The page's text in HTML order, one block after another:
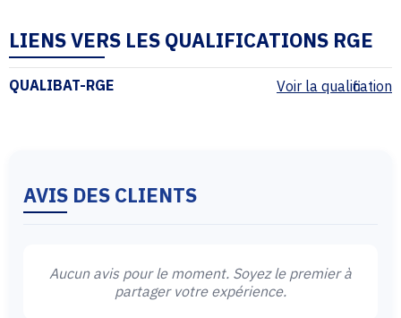
LIENS VERS LES QUALIFICATIONS RGE
QUALIBAT-RGE Voir la qualification
AVIS DES CLIENTS
Aucun avis pour le moment. Soyez le premier à
partager votre expérience.